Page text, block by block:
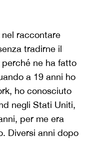
raccontare
tradirne il
ne ha fatto
a 19 anni ho
ho conosciuto
negli Stati Uniti,
per me era
Diversi anni dopo